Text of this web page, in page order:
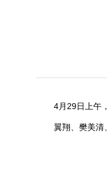
4月29日上午
翼翔、樊美